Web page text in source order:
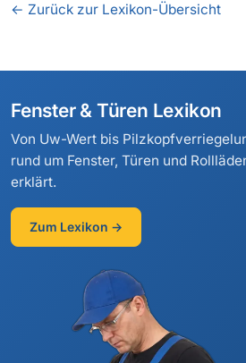
← Zurück zur Lexikon-Übersicht
Fenster & Türen Lexikon
Von Uw-Wert bis
rund um Fenster, Türen und
erklärt.
Zum Lexikon →